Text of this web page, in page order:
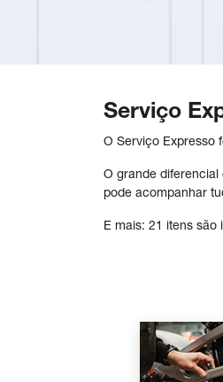
Serviço
O Serviço Expresso
O grande diferencial
pode acompanhar
E mais: 21 itens